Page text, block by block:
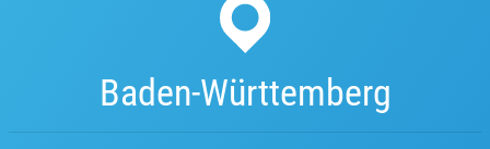
Baden-Württemberg